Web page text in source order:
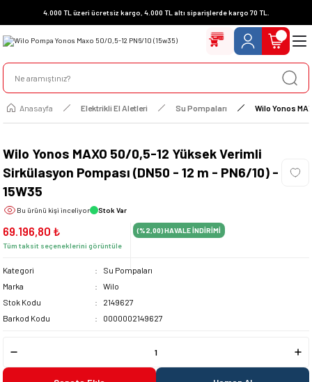
4.000 TL üzeri ücretsiz kargo, 4.000 TL altı siparişlerde kargo 70 TL.
Anasayfa Elektrikli El Aletleri Su Pompaları Wilo Yonos
Wilo Yonos MAXO 50/0,5-12 Yüksek Verimli
Sirkülasyon Pompası (DN50 - 12 m - PN6/10) -
15W35
Bu ürünü kişi inceliyor Stok Var
69.196,80 ₺
Tüm taksit seçeneklerini görüntüle
(%2,00)HAVALE İNDİRİMİ
Kategori
Su Pompaları
Marka
Wilo
Stok Kodu
2149627
Barkod Kodu
0000002149627